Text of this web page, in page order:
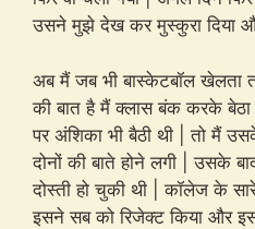
उसने मुझे देख कर मुस्कुरा दिया और
अब मैं जब भी बास्केटबॉल खेलता
की बात है मैं क्लास बंक करके
पर अंशिका भी बैठी थी | तो मैं
दोनों की बाते होने लगी | उसके
दोस्ती हो चुकी थी | कॉलेज के
इसने सब को रिजेक्ट किया और